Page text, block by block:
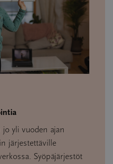
jo yli vuoden ajan
järjestettäville
Syöpäjärjestöt